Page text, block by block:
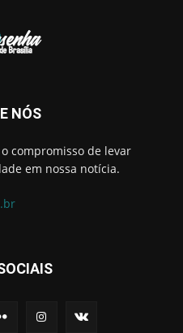
NÓS
o compromisso de levar
em nossa notícia.